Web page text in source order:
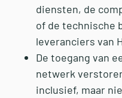
diensten, de
of de technische
leveranciers van
De toegang van
netwerk
inclusief, maar